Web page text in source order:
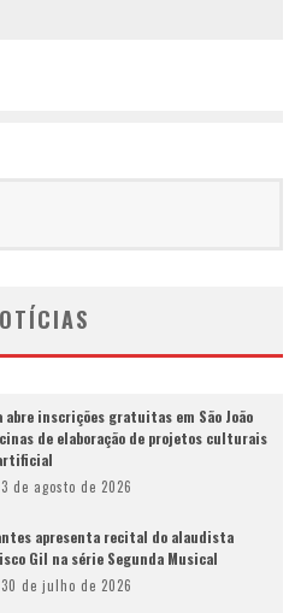
inscrições gratuitas em São João
de elaboração de projetos culturais
3 de agosto de 2026
apresenta recital do alaudista
Gil na série Segunda Musical
30 de julho de 2026